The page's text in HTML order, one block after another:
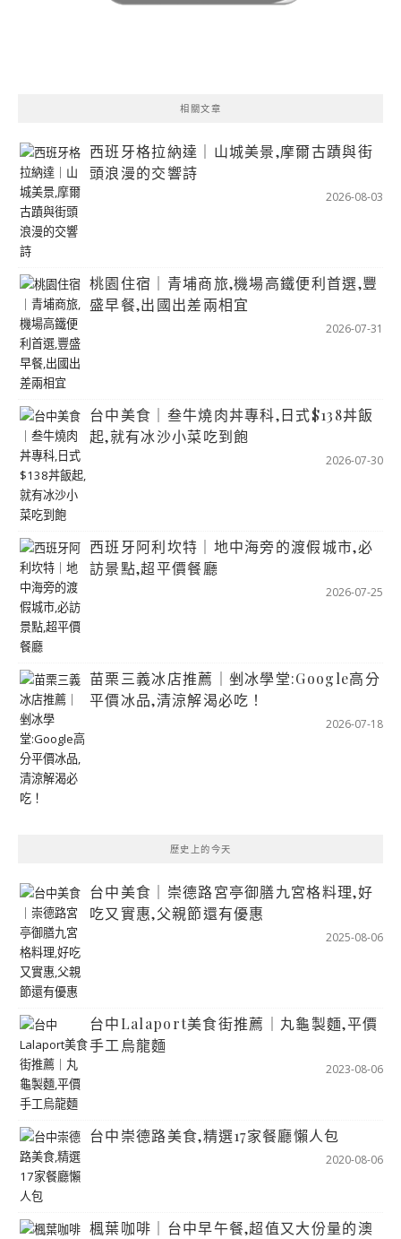
相關文章
西班牙格拉納達｜山城美景,摩爾古蹟與街
頭浪漫的交響詩
2026-08-03
桃園住宿｜青埔商旅,機場高鐵便利首選,豐
盛早餐,出國出差兩相宜
2026-07-31
台中美食｜叁牛燒肉丼專科,日式$138丼飯
起,就有冰沙小菜吃到飽
2026-07-30
西班牙阿利坎特｜地中海旁的渡假城市,必
訪景點,超平價餐廳
2026-07-25
苗栗三義冰店推薦｜剉冰學堂:Google高分
平價冰品,清涼解渴必吃！
2026-07-18
歷史上的今天
台中美食｜崇德路宮亭御膳九宮格料理,好
吃又實惠,父親節還有優惠
2025-08-06
台中Lalaport美食街推薦｜丸龜製麵,平價
手工烏龍麵
2023-08-06
台中崇德路美食,精選17家餐廳懶人包
2020-08-06
楓葉咖啡｜台中早午餐,超值又大份量的澳